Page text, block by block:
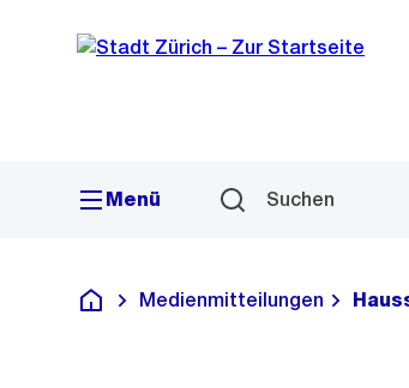
Navigation
Sprunglink
Menü Suchen
Deutsch
Medienmitteilungen